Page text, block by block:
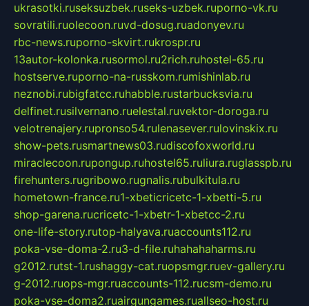
ukrasotki.ruseksuzbek.ruseks-uzbek.ruporno-vk.ru
sovratili.ruolecoon.ruvd-dosug.ruadonyev.ru
rbc-news.ruporno-skvirt.rukrospr.ru
13autor-kolonka.rusormol.ru2rich.ruhostel-65.ru
hostserve.ruporno-na-russkom.rumishinlab.ru
neznobi.rubigfatcc.ruhabble.rustarbucksvia.ru
delfinet.rusilvernano.ruelestal.ruvektor-doroga.ru
velotrenajery.rupronso54.rulenasever.rulovinskix.ru
show-pets.rusmartnews03.rudiscofoxworld.ru
miraclecoon.rupongup.ruhostel65.ruliura.ruglasspb.ru
firehunters.rugribowo.rugnalis.rubulkitula.ru
hometown-france.ru1-xbeticricetc-1-xbetti-5.ru
shop-garena.rucricetc-1-xbetr-1-xbetcc-2.ru
one-life-story.rutop-halyava.ruaccounts112.ru
poka-vse-doma-2.ru3-d-file.ruhahahaharms.ru
g2012.rutst-1.rushaggy-cat.ruopsmgr.ruev-gallery.ru
g-2012.ruops-mgr.ruaccounts-112.rucsm-demo.ru
poka-vse-doma2.ruairgungames.ruallseo-host.ru